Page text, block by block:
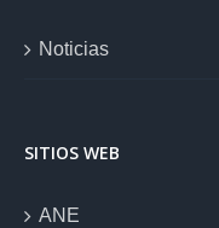
Noticias
SITIOS WEB
ANE